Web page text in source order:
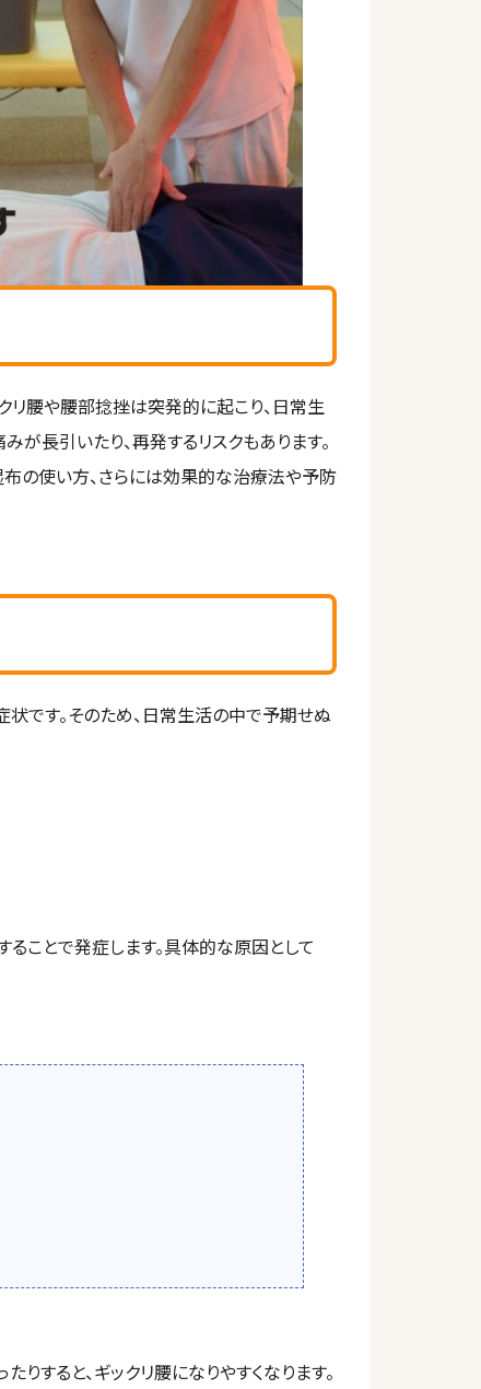
リ腰や腰部捻挫は突発的に起こり、日常生
が長引いたり、再発するリスクもあります。
の使い方、さらには効果的な治療法や予防
です。そのため、日常生活の中で予期せぬ
ることで発症します。具体的な原因として
すると、ギックリ腰になりやすくなります。